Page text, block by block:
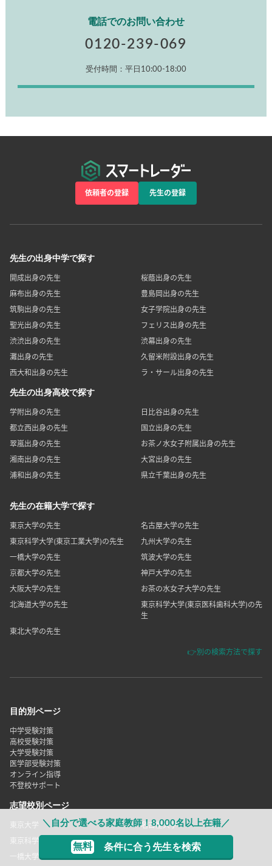
電話でのお問い合わせ
0120-239-069
受付時間：平日10:00-18:00
＼自分で選べる家庭教師！8,000名以上在籍／
無料 条件に合う先生を検索
依頼者の登録 先生の登録
先生の出身中学で探す
開成出身の先生
桜蔭出身の先生
麻布出身の先生
豊島岡出身の先生
筑駒出身の先生
女子学院出身の先生
聖光出身の先生
フェリス出身の先生
渋渋出身の先生
渋幕出身の先生
灘出身の先生
久留米附設出身の先生
西大和出身の先生
ラ・サール出身の先生
先生の出身高校で探す
学附出身の先生
日比谷出身の先生
都立西出身の先生
国立出身の先生
翠嵐出身の先生
お茶ノ水女子附属出身の先生
湘南出身の先生
大宮出身の先生
浦和出身の先生
県立千葉出身の先生
先生の在籍大学で探す
東京大学の先生
名古屋大学の先生
東京科学大学(東京工業大学)の先生
九州大学の先生
一橋大学の先生
筑波大学の先生
京都大学の先生
神戸大学の先生
大阪大学の先生
お茶の水女子大学の先生
北海道大学の先生
東京科学大学(東京医科歯科大学)の先
生
東北大学の先生
👉別の検索方法で探す
目的別ページ
中学受験対策
高校受験対策
大学受験対策
医学部受験対策
オンライン指導
不登校サポート
志望校別ページ
東京大学
名古屋大学
東京科学大学(東京工業大学)
九州大学
一橋大学